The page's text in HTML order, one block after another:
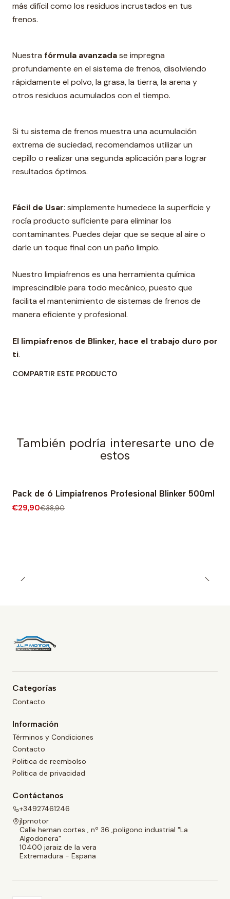
más difícil como los residuos incrustados en tus
frenos.
Nuestra fórmula avanzadase impregna
profundamente en el sistema de frenos, disolviendo
rápidamente el polvo, la grasa, la tierra, la arena y
otros residuos acumulados con el tiempo.
Si tu sistema de frenos muestra una acumulación
extrema de suciedad, recomendamos utilizar un
cepillo o realizar una segunda aplicación para lograr
resultados óptimos.
Fácil de Usar: simplemente humedece la superficie y
rocía producto suficiente para eliminar los
contaminantes. Puedes dejar que se seque al aire o
darle un toque final con un paño limpio.
Nuestro limpiafrenos es una herramienta química
imprescindible para todo mecánico, puesto que
facilita el mantenimiento de sistemas de frenos de
manera eficiente y profesional.
El limpiafrenos de Blinker, hace el trabajo duro por
ti.
COMPARTIR ESTE PRODUCTO
También podría interesarte uno de
estos
-23% OFF
Pack de 6 Limpiafrenos Profesional Blinker 500ml
€29,90€38,90
Categorías
Contacto
Información
Términos y Condiciones
Contacto
Politica de reembolso
Política de privacidad
Contáctanos
+34927461246
jlpmotor
Calle hernan cortes , nº 36 ,poligono industrial "La
Algodonera"
10400 jaraiz de la vera
Extremadura - España